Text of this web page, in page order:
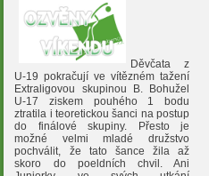
Děvčata z
U-19 pokračují ve vítězném tažení
Extraligovou skupinou B. Bohužel
U-17 ziskem pouhého 1 bodu
ztratila i teoretickou šanci na postup
do finálové skupiny. Přesto je
možné velmi mladé družstvo
pochválit, že tato šance žila až
skoro do poeldních chvil. Ani